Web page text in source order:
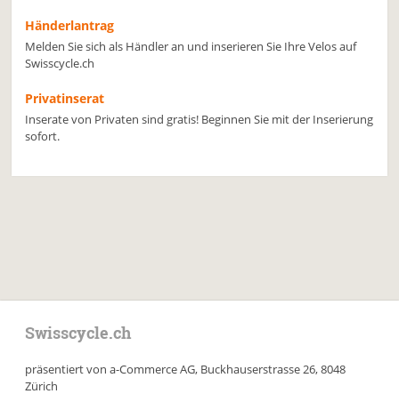
Händerlantrag
Melden Sie sich als Händler an und inserieren Sie Ihre Velos auf
Swisscycle.ch
Privatinserat
Inserate von Privaten sind gratis! Beginnen Sie mit der Inserierung
sofort.
Swisscycle.ch
präsentiert von a-Commerce AG, Buckhauserstrasse 26, 8048
Zürich